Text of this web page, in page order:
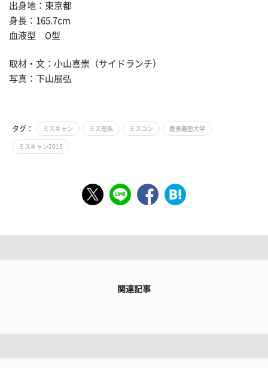
出身地：東京都
身長：165.7cm
血液型 O型
取材・文：小山喜崇（サイドランチ）
写真：下山展弘
タグ： ミスキャン ミス理系 ミスコン 慶應義塾大学
ミスキャン2015
関連記事